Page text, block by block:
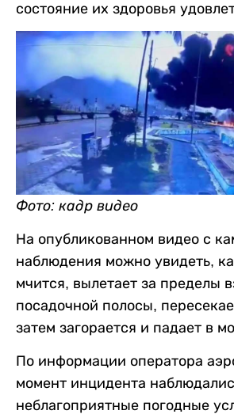
состояние их здоровья
Фото: кадр видео
На опубликованном видео с
наблюдения можно увидеть,
мчится, вылетает за пределы
посадочной полосы,
затем загорается и падает в
По информации оператора
момент инцидента
неблагоприятные погодные